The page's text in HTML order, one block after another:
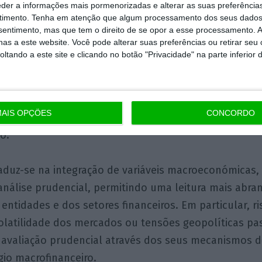
a informações mais pormenorizadas e alterar as suas
Tenha em atenção que algum processamento dos seus
mas que tem o direito de se opor a esse processamento.
a este website. Você pode alterar suas preferências ou retirar seu
a este site e clicando no botão "Privacidade" na parte inferior
OPÇÕES CONCORDO
e resiliência
e na solidez individual do capital para uma
para a resiliência do sistema financeiro e para a
se na integração de variáveis
prudencial, permitindo uma leitura mais
e dos setores financeiros. Em particular,
dos mercados ou tensões geopolíticas
prudencial através dos seus mecanismos
macrofinanceiro.